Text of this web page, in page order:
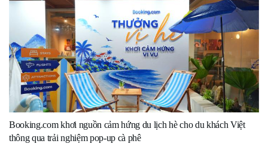
Booking.com khơi nguồn cảm hứng du lịch hè cho du khách Việt
thông qua trải nghiệm pop-up cà phê